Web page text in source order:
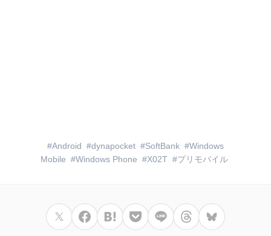
Android dynapocket SoftBank
Windows
Mobile
Windows Phone X02T プリモバイル